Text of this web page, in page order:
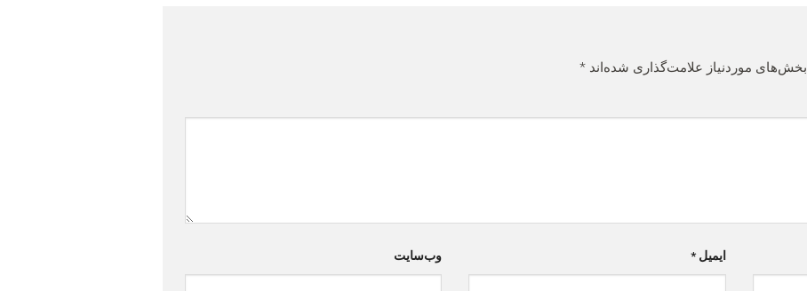
بخش‌های موردنیاز علامت‌گذاری شده‌اند *
ایمیل* وب‌سایت